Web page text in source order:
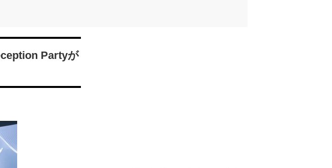
Partyが